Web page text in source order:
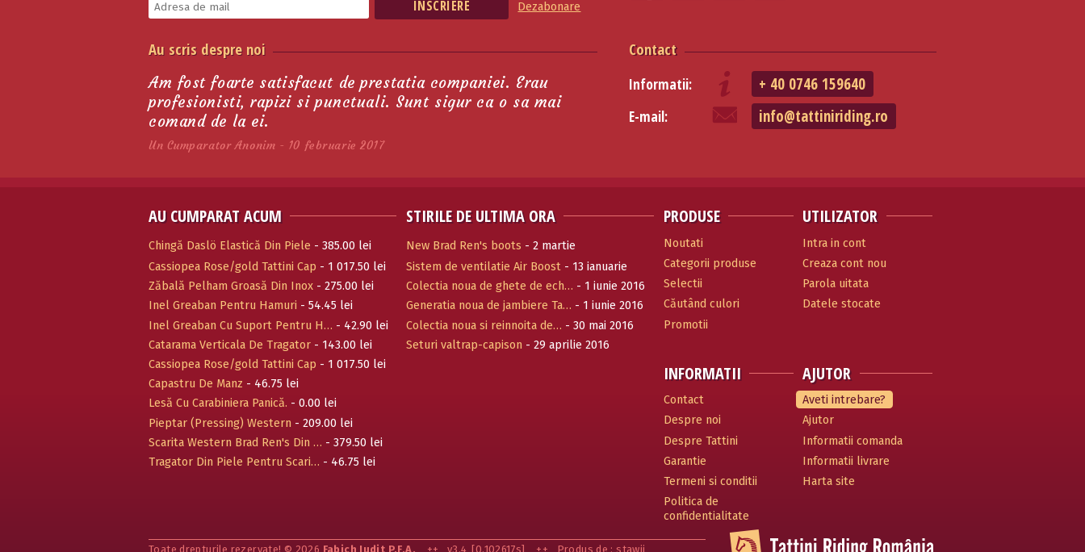
Colt Din Plastic Pe…
115.50 lei
Dezabonare
Contact
Informatii: + 40 0746 159640
E-mail: info@tattiniriding.ro
Au scris despre noi
Am fost foarte satisfacut de prestatia companiei. Erau
profesionisti, rapizi si punctuali. Sunt sigur ca o sa mai
comand de la ei.
Un Cumparator Anonim - 10 februarie 2017
AU CUMPARAT ACUM
Chingă Daslö Elastică Din Piele - 385.00 lei
Cassiopea Rose/gold Tattini Cap - 1 017.50 lei
Zăbală Pelham Groasă Din Inox - 275.00 lei
Inel Greaban Pentru Hamuri - 54.45 lei
Inel Greaban Cu Suport Pentru H… - 42.90 lei
Catarama Verticala De Tragator - 143.00 lei
Cassiopea Rose/gold Tattini Cap - 1 017.50 lei
Capastru De Manz - 46.75 lei
Lesă Cu Carabiniera Panică. - 0.00 lei
Pieptar (Pressing) Western - 209.00 lei
Scarita Western Brad Ren's Din … - 379.50 lei
Tragator Din Piele Pentru Scari… - 46.75 lei
STIRILE DE ULTIMA ORA
New Brad Ren's boots - 2 martie
Sistem de ventilatie Air Boost- 13 ianuarie
2017
Colectia noua de ghete de ech… - 1 iunie 2016
Generatia noua de jambiere Ta… - 1 iunie 2016
Colectia noua si reinnoita de… - 30 mai 2016
Seturi valtrap-capison - 29 aprilie 2016
PRODUSE
Noutati
Categorii produse
Selectii
Căutând culori
Promotii
INFORMATII
Contact
Despre noi
Despre Tattini
Garantie
Termeni si conditii
Politica de
confidentialitate
UTILIZATOR
Intra in cont
Creaza cont nou
Parola uitata
Datele stocate
AJUTOR
Aveti intrebare?
Ajutor
Informatii comanda
Informatii livrare
Harta site
Toate drepturile rezervate! © 2026 Fabich Judit P.F.A. ++ v3.4 [0.102617s] ++ Produs de : stawii